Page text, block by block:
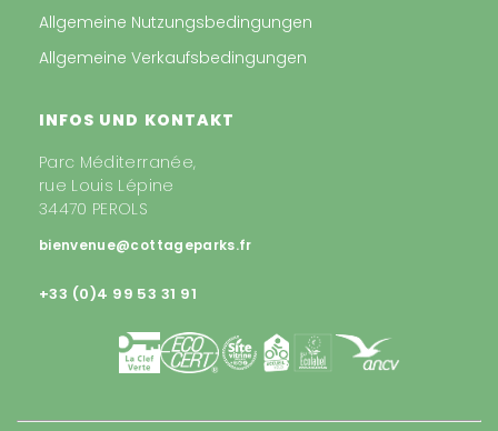
Allgemeine Nutzungsbedingungen
Allgemeine Verkaufsbedingungen
INFOS UND KONTAKT
Parc Méditerranée,
rue Louis Lépine
34470 PEROLS
bienvenue@cottageparks.fr
+33 (0)4 99 53 31 91